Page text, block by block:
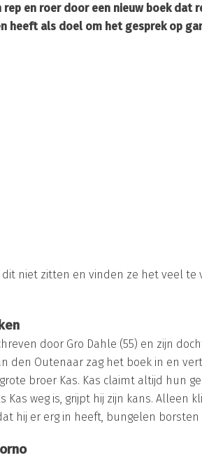
rep en roer door een nieuw boek dat
heeft als doel om het gesprek op
dit niet zitten en vinden ze het veel
door Gro Dahle (55) en zijn
den Outenaar zag het boek in en
broer Kas. Kas claimt altijd hun
Kas weg is, grijpt hij zijn kans. Alleen
hij er erg in heeft, bungelen borsten